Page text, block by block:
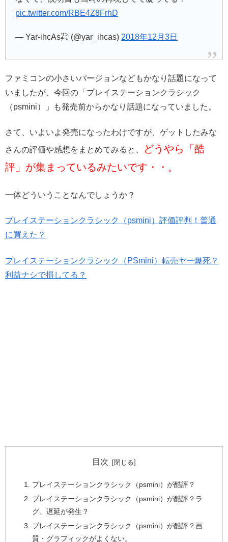
pic.twitter.com/RBE4Z8FrhD
— Yar-ihcAs㌠ (@yar_ihcas)2018年12月3日
ファミコンの小さいバージョンなどもかなり話題になって
いましたが、今回の「プレイステーションクラシック
（psmini）」も発売前からかなり話題になっていました。
さて、いよいよ発売になったわけですが、ゲットしたみな
さんの評価や感想をまとめてみると、
どうやら「酷
評」が集まっているみたいです・・。
一体どういうことなんでしょうか？
プレイステーションクラシック（psmini）評価評判！普通
に買えた？
プレイステーションクラシック（PSmini）転売ヤー爆死？
利益ナシで損してる？
目次
プレイステーションクラシック（psmini）が酷評？
プレイステーションクラシック（psmini）が酷評？ラ
グ、遅延が発生？
プレイステーションクラシック（psmini）が酷評？画
質・グラフィックがよくない。